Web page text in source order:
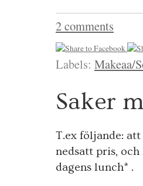
2 comments
Labels: Makeaa/
Saker
T.ex följande:
nedsatt pris,
dagens lunch* .